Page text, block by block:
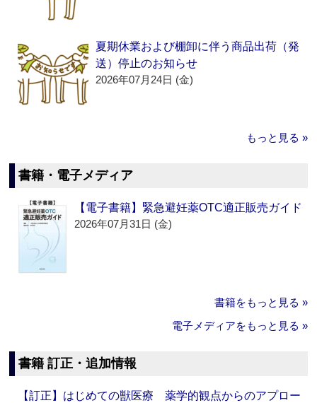
夏期休業および棚卸に伴う商品出荷（発
送）停止のお知らせ
2026年07月24日 (金)
もっと見る »
書籍・電子メディア
【電子書籍】緊急避妊薬OTC適正販売ガイド
2026年07月31日 (金)
書籍をもっと見る »
電子メディアをもっと見る »
書籍 訂正・追加情報
【訂正】はじめての獣医療 薬学的観点からのアプロー